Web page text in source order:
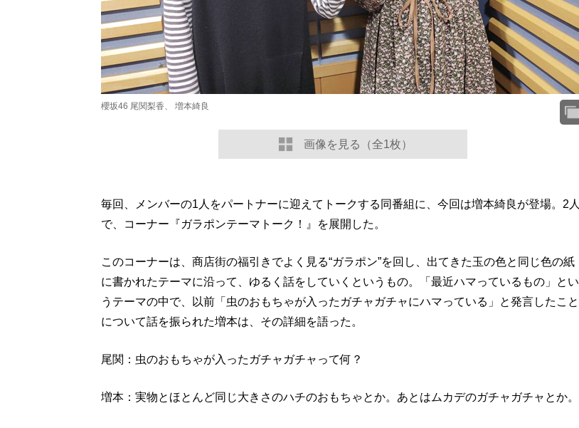
画像を見る（全1枚）
櫻坂46 尾関梨香、 増本綺良
毎回、メンバーの1人をパートナーに迎えてトークする同番組に、今回は増本綺良が登場。2人
で、コーナー『ガラポンテーマトーク！』を展開した。
このコーナーは、商店街の福引きでよく見る“ガラポン”を回し、出てきた玉の色と同じ色の紙
に書かれたテーマに沿って、ゆるく話をしていくというもの。「最近ハマっているもの」とい
うテーマの中で、以前「虫のおもちゃが入ったガチャガチャにハマっている」と発言したこと
について話を振られた増本は、その詳細を語った。
尾関：虫のおもちゃが入ったガチャガチャって何？
増本：実物とほとんど同じ大きさのハチのおもちゃとか。あとはムカデのガチャガチャとか。